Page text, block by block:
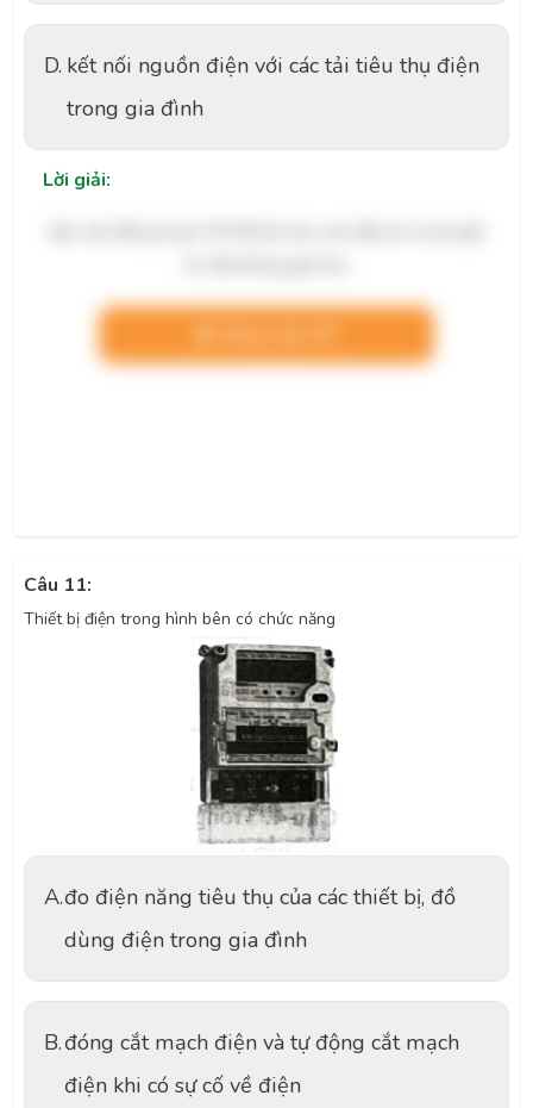
D. kết nối nguồn điện với các tải tiêu thụ điện
trong gia đình
Lời giải:
Câu 11:
Thiết bị điện trong hình bên có chức năng
A.đo điện năng tiêu thụ của các thiết bị, đồ
dùng điện trong gia đình
B.đóng cắt mạch điện và tự động cắt mạch
điện khi có sự cố về điện